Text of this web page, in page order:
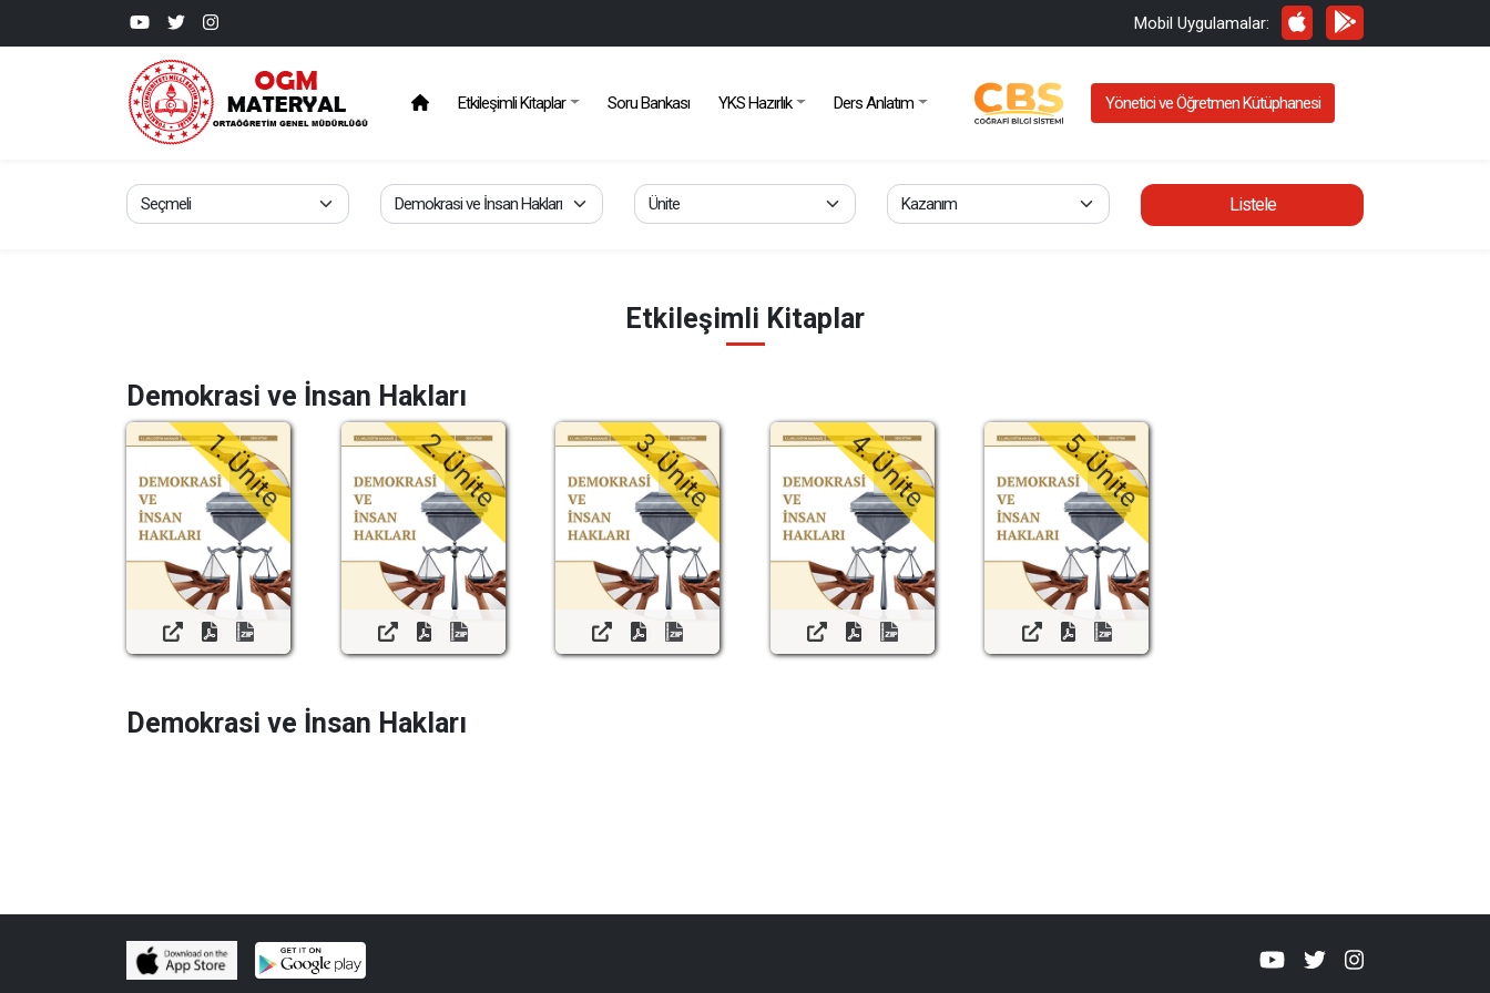
Mobil Uygulamalar:
Etkileşimli Kitaplar Soru Bankası YKS Hazırlık Ders Anlatım Yönetici ve Öğretmen Kütüphanesi
Listele
Etkileşimli Kitaplar
Demokrasi ve İnsan Hakları
1. Ünite 2. Ünite 3. Ünite 4. Ünite 5. Ünite
Demokrasi ve İnsan Hakları